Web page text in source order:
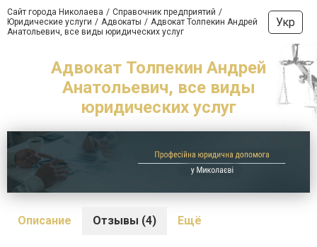
Сайт города Николаева
Справочник предприятий
Юридические услуги
Адвокаты
Адвокат Толпекин Андрей
Анатольевич, все виды юридических услуг
Укр
Адвокат Толпекин Андрей
Анатольевич, все виды
юридических услуг
Описание Отзывы (4) Ещё